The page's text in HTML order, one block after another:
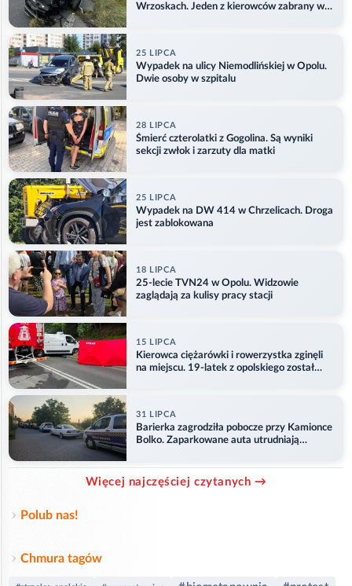
Wrzoskach. Jeden z kierowców zabrany w
25 LIPCA
Wypadek na ulicy Niemodlińskiej w Opolu.
Dwie osoby w szpitalu
28 LIPCA
Śmierć czterolatki z Gogolina. Są wyniki
sekcji zwłok i zarzuty dla matki
25 LIPCA
Wypadek na DW 414 w Chrzelicach. Droga
jest zablokowana
18 LIPCA
25-lecie TVN24 w Opolu. Widzowie
zaglądają za kulisy pracy stacji
15 LIPCA
Kierowca ciężarówki i rowerzystka zginęli
na miejscu. 19-latek z opolskiego został
31 LIPCA
Barierka zagrodziła pobocze przy Kamionce
Bolko. Zaparkowane auta utrudniają
Więcej najczęściej czytanych →
Polub nas!
Chmura tagów